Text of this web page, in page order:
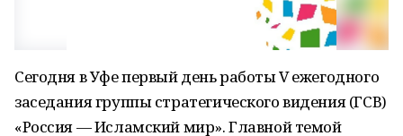
Сегодня в Уфе первый день работы V ежегодного
заседания группы стратегического видения (ГСВ)
«Россия — Исламский мир». Главной темой